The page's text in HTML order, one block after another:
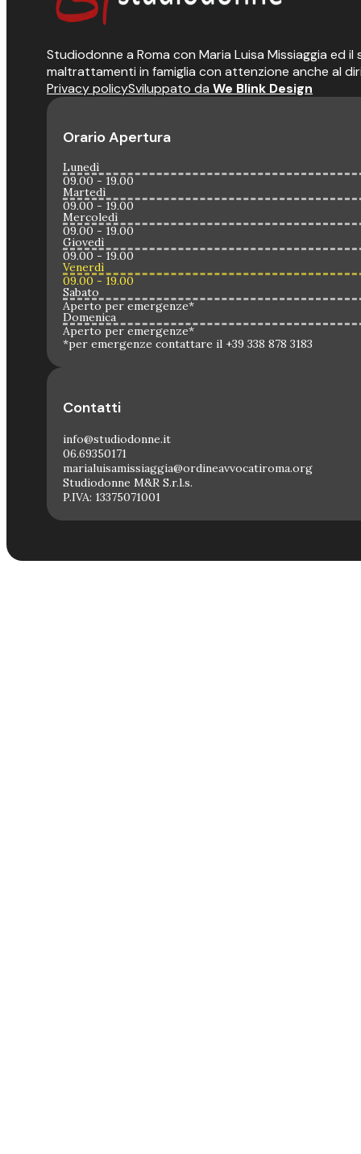
Studiodonne a Roma con Maria Luisa Missiaggia ed
maltrattamenti in famiglia con attenzione anche al
Privacy policySviluppato da We Blink Design
Orario Apertura
Lunedì
09.00 - 19.00
Martedì
09.00 - 19.00
Mercoledì
09.00 - 19.00
Giovedì
09.00 - 19.00
Venerdì
09.00 - 19.00
Sabato
Aperto per emergenze*
Domenica
Aperto per emergenze*
*per emergenze contattare il +39 338 878 3183
Contatti
info@studiodonne.it
06.69350171
marialuisamissiaggia@ordineavvocatiroma.org
Studiodonne M&R S.r.l.s.
P.IVA: 13375071001